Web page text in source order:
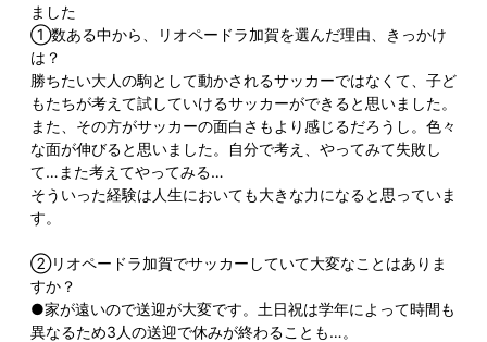
ました
①数ある中から、リオペードラ加賀を選んだ理由、きっかけ
は？
勝ちたい大人の駒として動かされるサッカーではなくて、子ど
もたちが考えて試していけるサッカーができると思いました。
また、その方がサッカーの面白さもより感じるだろうし。色々
な面が伸びると思いました。自分で考え、やってみて失敗し
て…また考えてやってみる…
そういった経験は人生においても大きな力になると思っていま
す。
②リオペードラ加賀でサッカーしていて大変なことはありま
すか？
●家が遠いので送迎が大変です。土日祝は学年によって時間も
異なるため3人の送迎で休みが終わることも…。